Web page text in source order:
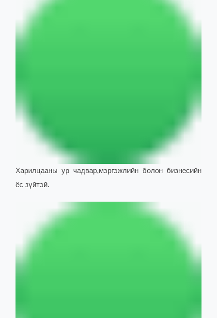
Харилцааны ур чадвар,мэргэжлийн болон бизнесийн
ёс зүйтэй.